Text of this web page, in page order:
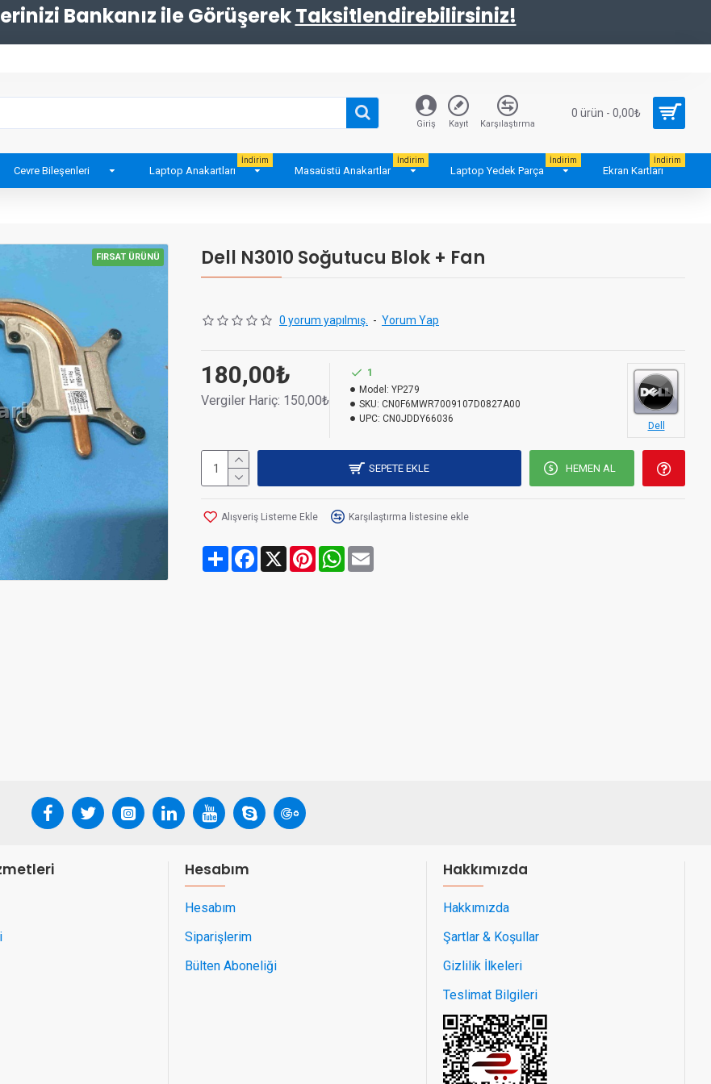
Bankanız ile GörüşerekTaksitlendirebilirsiniz!
Giriş Kayıt Karşılaştırma
0 ürün - 0,00₺
Cevre Bileşenleri Laptop Anakartları
İndirim
Masaüstü Anakartlar
İndirim
Laptop Yedek Parça
İndirim
Ekran Kartları
İndirim
FIRSAT ÜRÜNÜ Dell N3010 Soğutucu Blok + Fan
0 yorum yapılmış. - Yorum Yap
180,00₺
Vergiler Hariç: 150,00₺
1
Model: YP279
SKU: CN0F6MWR7009107D0827A00
UPC: CN0JDDY66036
Dell
SEPETE EKLE HEMEN AL
Alışveriş Listeme Ekle Karşılaştırma listesine ekle
Share Facebook
X PinterestWhatsApp
Hesabım
Hesabım
Siparişlerim
Bülten Aboneliği
Hakkımızda
Hakkımızda
Şartlar & Koşullar
Gizlilik İlkeleri
Teslimat Bilgileri